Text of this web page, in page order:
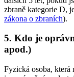
zbraně kategorie D,
zákona o zbraních).
5. Kdo je
apod.)
Fyzická osoba, která